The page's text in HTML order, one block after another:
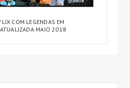
COM LEGENDAS EM
MAIO 2018